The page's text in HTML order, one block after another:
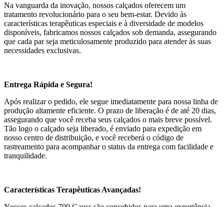
Na vanguarda da inovação, nossos calçados oferecem um
tratamento revolucionário para o seu bem-estar. Devido às
características terapêuticas especiais e à diversidade de modelos
disponíveis, fabricamos nossos calçados sob demanda, assegurando
que cada par seja meticulosamente produzido para atender às suas
necessidades exclusivas.
Entrega Rápida e Segura!
Após realizar o pedido, ele segue imediatamente para nossa linha de
produção altamente eficiente. O prazo de liberação é de até 20 dias,
assegurando que você receba seus calçados o mais breve possível.
Tão logo o calçado seja liberado, é enviado para expedição em
nosso centro de distribuição, e você receberá o código de
rastreamento para acompanhar o status da entrega com facilidade e
tranquilidade.
Características Terapêuticas Avançadas!